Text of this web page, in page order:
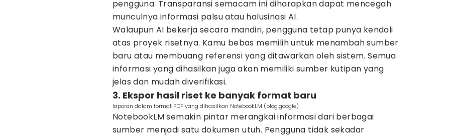
pengguna. Transparansi semacam ini diharapkan dapat mencegah
munculnya informasi palsu atau halusinasi AI.
Walaupun AI bekerja secara mandiri, pengguna tetap punya kendali
atas proyek risetnya. Kamu bebas memilih untuk menambah sumber
baru atau membuang referensi yang ditawarkan oleh sistem. Semua
informasi yang dihasilkan juga akan memiliki sumber kutipan yang
jelas dan mudah diverifikasi.
3. Ekspor hasil riset ke banyak format baru
laporan dalam format PDF yang dihasilkan NotebookLM (blog.google)
NotebookLM semakin pintar merangkai informasi dari berbagai
sumber menjadi satu dokumen utuh. Pengguna tidak sekadar